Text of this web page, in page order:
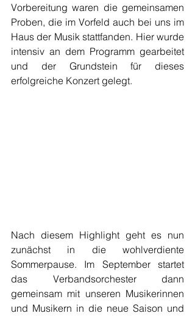
Vorbereitung waren die gemeinsamen
Proben, die im Vorfeld auch bei uns im
Haus der Musik stattfanden. Hier wurde
intensiv an dem Programm gearbeitet
und der Grundstein für dieses
erfolgreiche Konzert gelegt.
Nach diesem Highlight geht es nun
zunächst in die wohlverdiente
Sommerpause. Im September startet
das Verbandsorchester dann
gemeinsam mit unseren Musikerinnen
und Musikern in die neue Saison und